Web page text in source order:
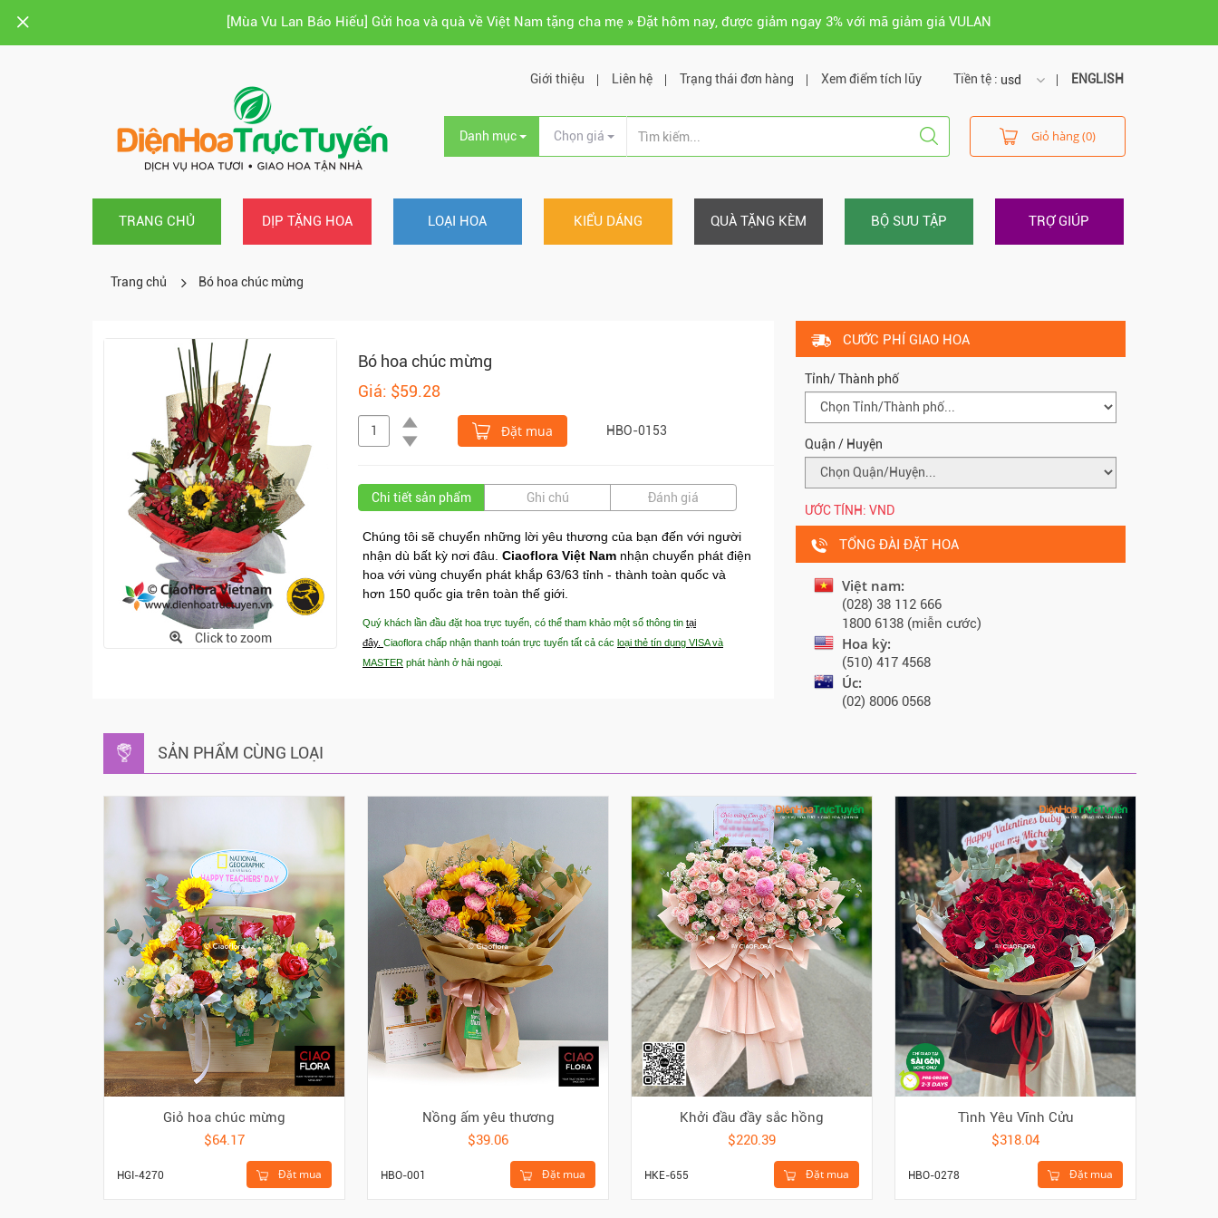
[Mùa Vu Lan Báo Hiếu] Gửi hoa và quà về Việt Nam tặng cha mẹ » Đặt hôm nay, được giảm ngay 3% với mã giảm giá VULAN
Tiền tệ : usd
usd
vnd
ENGLISH
Giới thiệu Liên hệ Trạng thái đơn hàng Xem điểm tích lũy
Danh mục Chọn giá Giỏ hàng (0)
TRANG CHỦ DỊP TẶNG HOA LOẠI HOA KIỂU DÁNG QUÀ TẶNG KÈM BỘ SƯU TẬP TRỢ GIÚP
Trang chủ Bó hoa chúc mừng
Click to zoom
Bó hoa chúc mừng
Giá: $59.28
Đặt mua HBO-0153
Chi tiết sản phẩm Ghi chú Đánh giá
Chúng tôi sẽ chuyển những lời yêu thương của bạn đến với người
nhận dù bất kỳ nơi đâu. Ciaoflora Việt Nam nhận chuyển phát điện
hoa với vùng chuyển phát khắp 63/63 tỉnh - thành toàn quốc và
hơn 150 quốc gia trên toàn thế giới.
Quý khách lần đầu đặt hoa trực tuyến, có thể tham khảo một số thông tin tại
đây. Ciaoflora chấp nhận thanh toán trực tuyến tất cả các loại thẻ tín dụng VISA và
MASTER phát hành ở hải ngoại.
CƯỚC PHÍ GIAO HOA
Tỉnh/ Thành phố
Quận / Huyện
ƯỚC TÍNH: VND
TỔNG ĐÀI ĐẶT HOA
Việt nam:
(028) 38 112 666
1800 6138 (miễn cước)
Hoa kỳ:
(510) 417 4568
Úc:
(02) 8006 0568
SẢN PHẨM CÙNG LOẠI
Giỏ hoa chúc mừng
$64.17
Đặt mua
HGI-4270
Nồng ấm yêu thương
$39.06
Đặt mua
HBO-001
Khởi đầu đầy sắc hồng
$220.39
Đặt mua
HKE-655
Tình Yêu Vĩnh Cửu
$318.04
Đặt mua
HBO-0278